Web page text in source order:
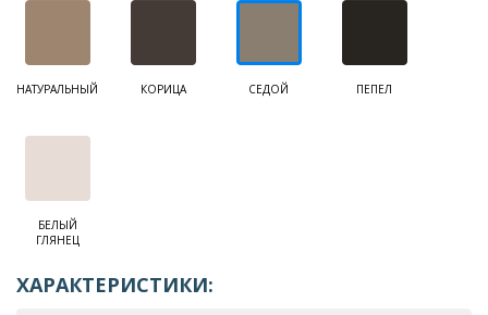
НАТУРАЛЬНЫЙ КОРИЦА СЕДОЙ ПЕПЕЛ
БЕЛЫЙ
ГЛЯНЕЦ
ХАРАКТЕРИСТИКИ: